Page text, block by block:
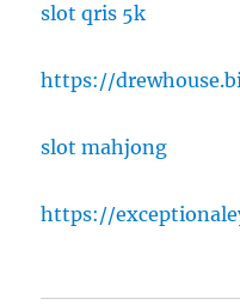
slot qris 5k
https://
slot mahjong
https://